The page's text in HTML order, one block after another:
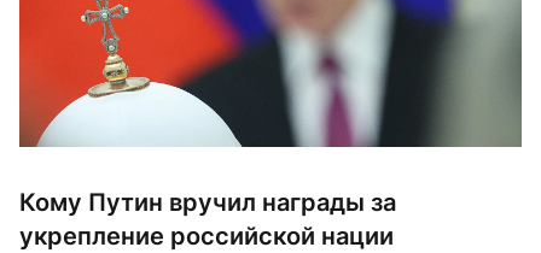
Кому Путин вручил награды за
укрепление российской нации